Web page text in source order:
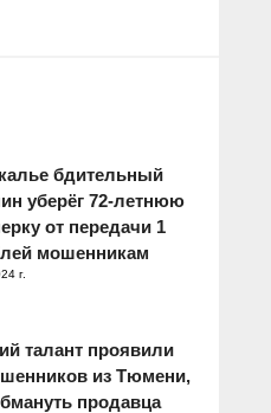
бдительный
уберёг 72-летнюю
от передачи 1
мошенникам
г.
талант проявили
из Тюмени,
продавца